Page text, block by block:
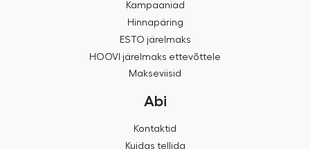
Kampaaniad
Hinnapäring
ESTO järelmaks
HOOVI järelmaks ettevõttele
Makseviisid
Abi
Kontaktid
Kuidas tellida